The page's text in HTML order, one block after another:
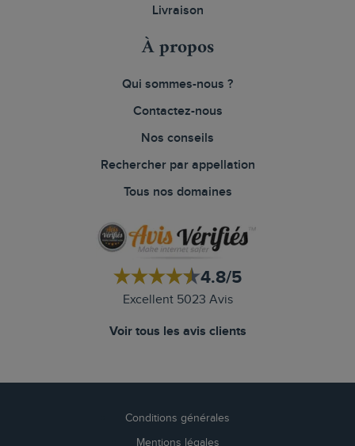
Livraison
À propos
Qui sommes-nous ?
Contactez-nous
Nos conseils
Rechercher par appellation
Tous nos domaines
4.8/5
Excellent 5023 Avis
Voir tous les avis clients
Conditions générales
Mentions légales